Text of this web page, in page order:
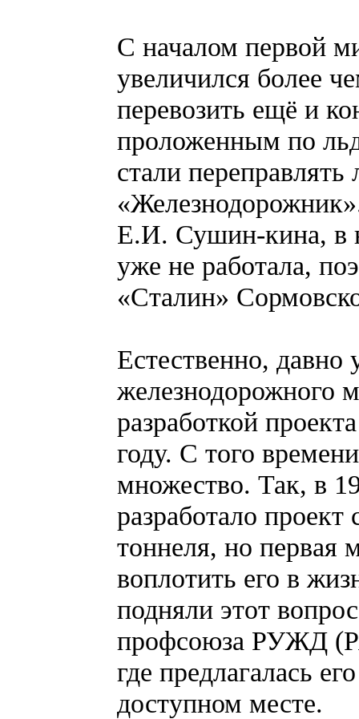
С началом первой
увеличился более
перевозить ещё и
проложенным по
стали
Е.И. Сушин-кина, в
уже не работала,
«Сталин»
Естественно, давно
железнодорожного
разработкой
году. С того
множество. Так, в
разработало проект
тоннеля, но первая
воплотить его в
подняли этот
профсоюза РУЖД
где предлагалась
доступном месте.